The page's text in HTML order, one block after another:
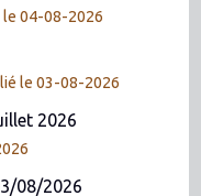
le 04-08-2026
le 03-08-2026
2026
08/2026